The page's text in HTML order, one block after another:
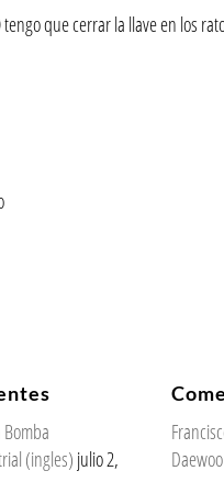
que cerrar la llave en los
(ingles) julio 2,